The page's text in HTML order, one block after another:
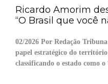
Ricardo Amorim
“O Brasil que você
02/2026 Por Redação
papel estratégico do
classificando o estado como